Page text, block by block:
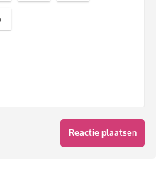
Reactie plaatsen